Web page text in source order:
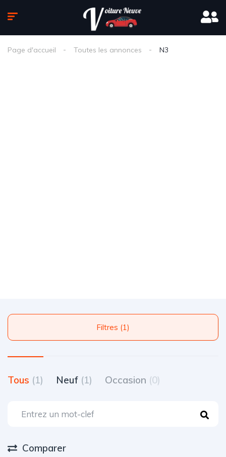
Page d'accueil Toutes les annonces N3
Filtres (1)
Tous (1) Neuf (1) Occasion (0)
Comparer